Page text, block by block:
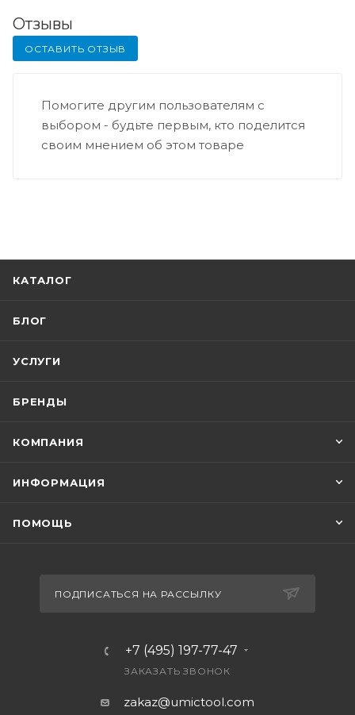
Отзывы
ОСТАВИТЬ ОТЗЫВ
Помогите другим пользователям с
выбором - будьте первым, кто поделится
своим мнением об этом товаре
КАТАЛОГ
БЛОГ
УСЛУГИ
БРЕНДЫ
КОМПАНИЯ
ИНФОРМАЦИЯ
ПОМОЩЬ
ПОДПИСАТЬСЯ НА РАССЫЛКУ
+7 (495) 197-77-47
ЗАКАЗАТЬ ЗВОНОК
zakaz@umictool.com